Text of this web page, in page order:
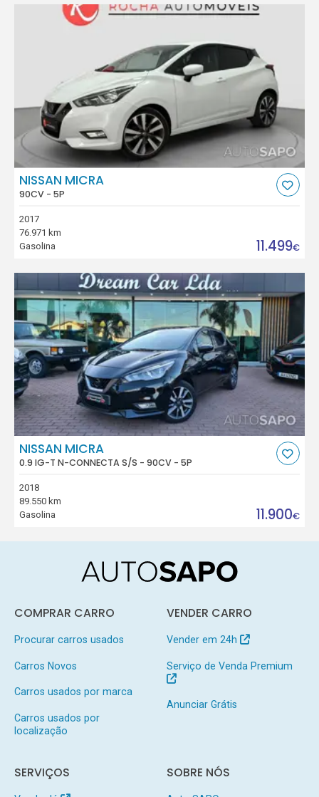
NISSAN MICRA
90CV - 5P
2017
76.971 km
Gasolina
11.499€
NISSAN MICRA
0.9 IG-T N-CONNECTA S/S - 90CV - 5P
2018
89.550 km
Gasolina
11.900€
COMPRAR CARRO
Procurar carros usados
Carros Novos
Carros usados por marca
Carros usados por
localização
VENDER CARRO
Vender em 24h
Serviço de Venda Premium
Anunciar Grátis
SERVIÇOS SOBRE NÓS